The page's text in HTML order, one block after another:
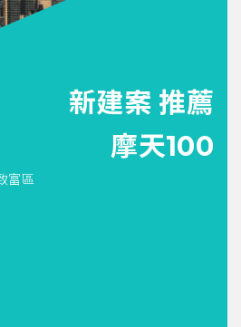
新建案 推薦
摩天100
富區